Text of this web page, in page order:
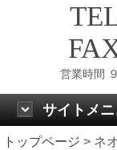
営業時間
サイトメ
トップページ > ネ